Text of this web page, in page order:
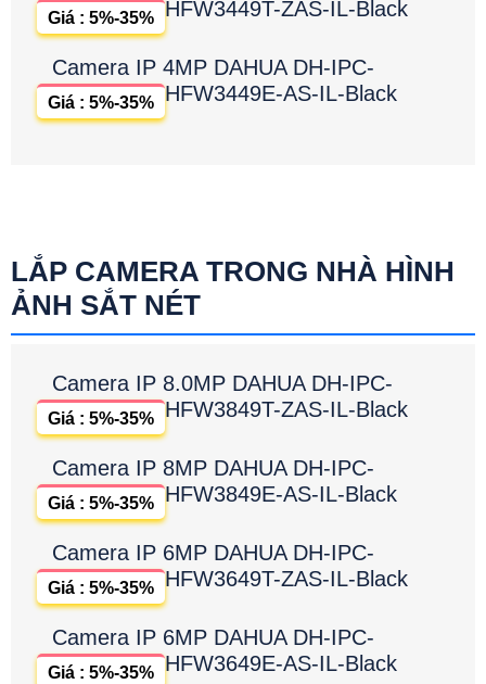
HFW3449T-ZAS-IL-Black
Giá : 5%-35%
Camera IP 4MP DAHUA DH-IPC-
HFW3449E-AS-IL-Black
Giá : 5%-35%
LẮP CAMERA TRONG NHÀ HÌNH
ẢNH SẮT NÉT
Camera IP 8.0MP DAHUA DH-IPC-
HFW3849T-ZAS-IL-Black
Giá : 5%-35%
Camera IP 8MP DAHUA DH-IPC-
HFW3849E-AS-IL-Black
Giá : 5%-35%
Camera IP 6MP DAHUA DH-IPC-
HFW3649T-ZAS-IL-Black
Giá : 5%-35%
Camera IP 6MP DAHUA DH-IPC-
HFW3649E-AS-IL-Black
Giá : 5%-35%